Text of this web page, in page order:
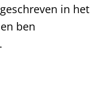
in het
ben